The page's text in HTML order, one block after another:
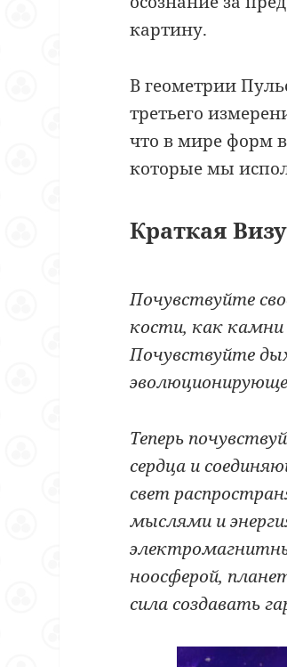
картину.
В геометрии
третьего
что в мире форм
которые мы
Краткая
Почувствуйте
кости, как камни
Почувствуйте
Теперь
сердца и
свет
мыслями и
ноосферой,
сила создавать